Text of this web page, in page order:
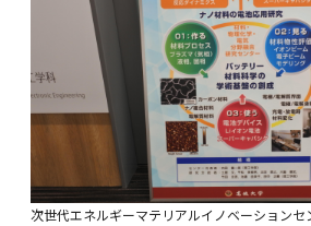
次世代エネルギーマテリアルイノベーションセ